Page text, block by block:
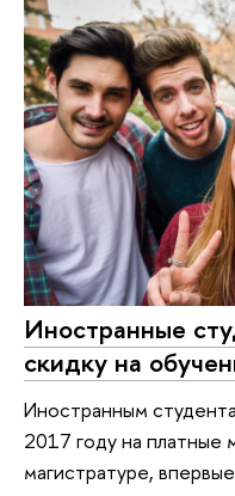
Иностранные
скидку на
Иностранным
2017 году на платные
магистратуре,